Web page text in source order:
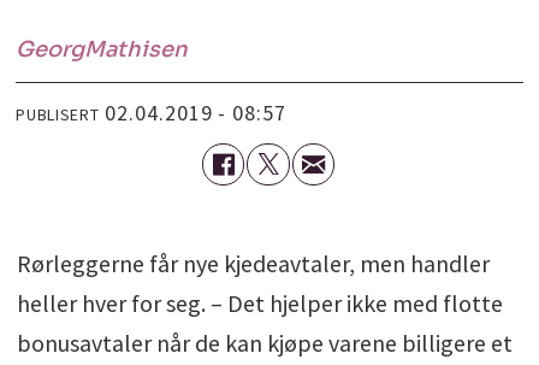
GeorgMathisen
PUBLISERT 02.04.2019 - 08:57
Rørleggerne får nye kjedeavtaler, men handler
heller hver for seg. – Det hjelper ikke med flotte
bonusavtaler når de kan kjøpe varene billigere et